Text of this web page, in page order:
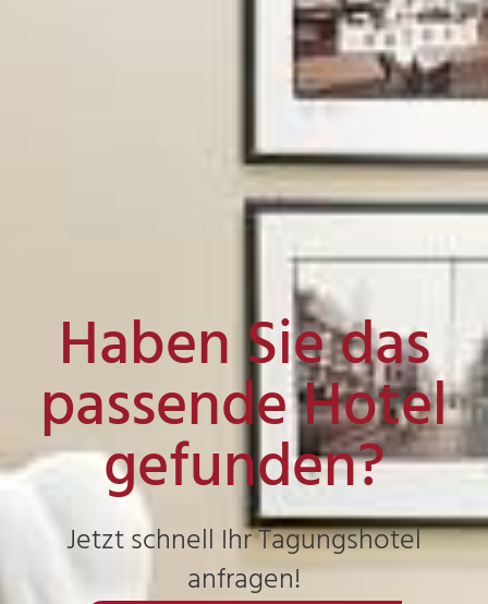
Haben Sie das
passende Hotel
gefunden?
Jetzt schnell Ihr Tagungshotel
anfragen!